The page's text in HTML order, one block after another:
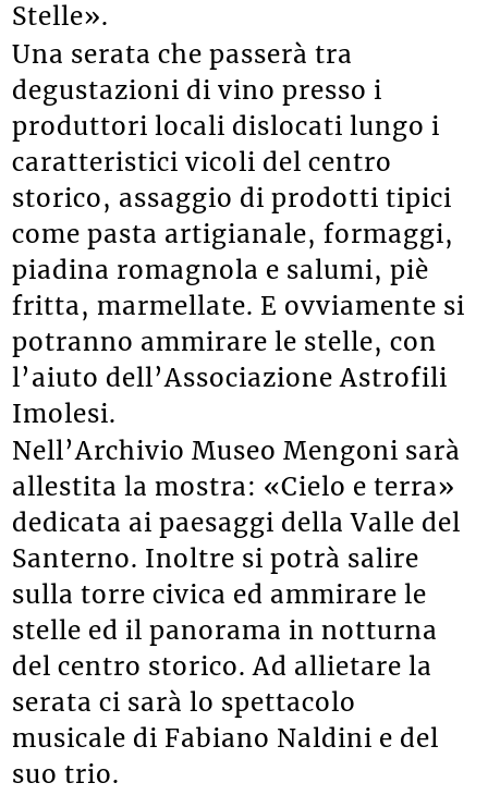
Stelle».
Una serata che passerà tra
degustazioni di vino presso i
produttori locali dislocati lungo i
caratteristici vicoli del centro
storico, assaggio di prodotti tipici
come pasta artigianale, formaggi,
piadina romagnola e salumi, piè
fritta, marmellate. E ovviamente si
potranno ammirare le stelle, con
l’aiuto dell’Associazione Astrofili
Imolesi.
Nell’Archivio Museo Mengoni sarà
allestita la mostra: «Cielo e terra»
dedicata ai paesaggi della Valle del
Santerno. Inoltre si potrà salire
sulla torre civica ed ammirare le
stelle ed il panorama in notturna
del centro storico. Ad allietare la
serata ci sarà lo spettacolo
musicale di Fabiano Naldini e del
suo trio.